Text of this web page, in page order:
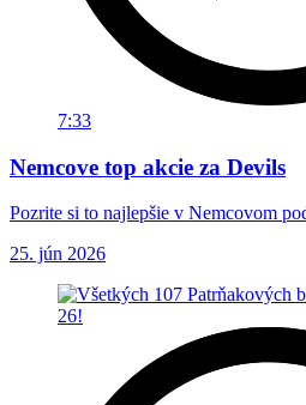
7:33
Nemcove top akcie za Devils
Pozrite si to najlepšie v Nemcovom
25. jún 2026